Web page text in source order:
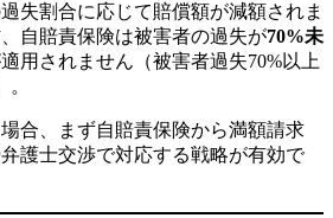
失割合に応じて賠償額が減額されま
自賠責保険は被害者の過失が70%未
用されません（被害者過失70%以上
合、まず自賠責保険から満額請求
護士交渉で対応する戦略が有効で